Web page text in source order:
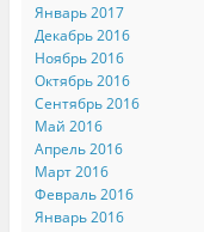
Январь 2017
Декабрь 2016
Ноябрь 2016
Октябрь 2016
Сентябрь 2016
Май 2016
Апрель 2016
Март 2016
Февраль 2016
Январь 2016